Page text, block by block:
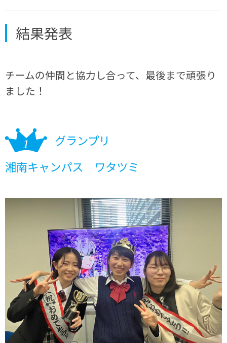
結果発表
チームの仲間と協力し合って、最後まで頑張り
ました！
グランプリ
湘南キャンパス ワタツミ